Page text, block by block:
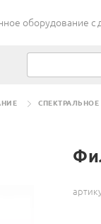
оборудование c
СПЕКТРАЛЬНОЕ